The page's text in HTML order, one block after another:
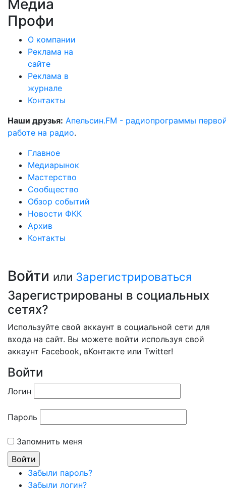
Медиа
Профи
О компании
Реклама на
сайте
Реклама в
журнале
Контакты
Наши друзья: Апельсин.FM - радиопрограммы
работе на радио.
Главное
Медиарынок
Мастерство
Сообщество
Обзор событий
Новости ФКК
Архив
Контакты
Войти или Зарегистрироваться
Зарегистрированы в социальных
сетях?
Используйте свой аккаунт в социальной сети для
входа на сайт. Вы можете войти используя свой
аккаунт Facebook, вКонтакте или Twitter!
Войти
Логин
Пароль
Запомнить меня
Забыли пароль?
Забыли логин?